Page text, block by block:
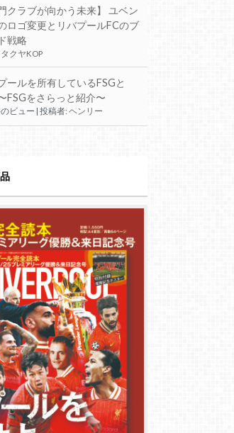
門クラブが向かう未来】 ユベン
ロゴ変更とリバプールFCのブ
戦略
タクヤKOP
ールを所有しているFSGと
FSGをさらっと紹介〜
ビュー 投稿者: ヘンリー